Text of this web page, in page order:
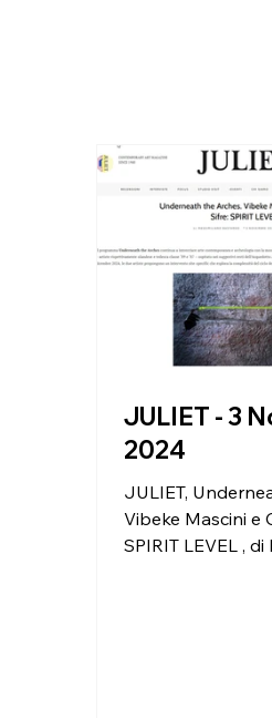
JULIET - 3
2024
JULIET,
Vibeke Mascini e
SPIRIT LEVEL ,